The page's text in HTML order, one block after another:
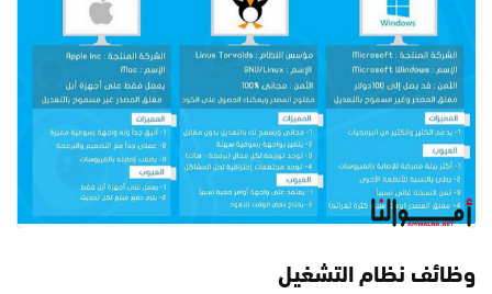
وظائف نظام التشغيل